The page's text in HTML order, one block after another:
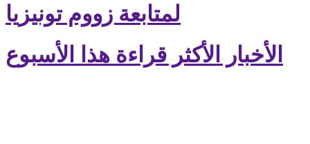
لمتابعة زووم تونيزيا
الأخبار الأكثر قراءة هذا الأسبوع